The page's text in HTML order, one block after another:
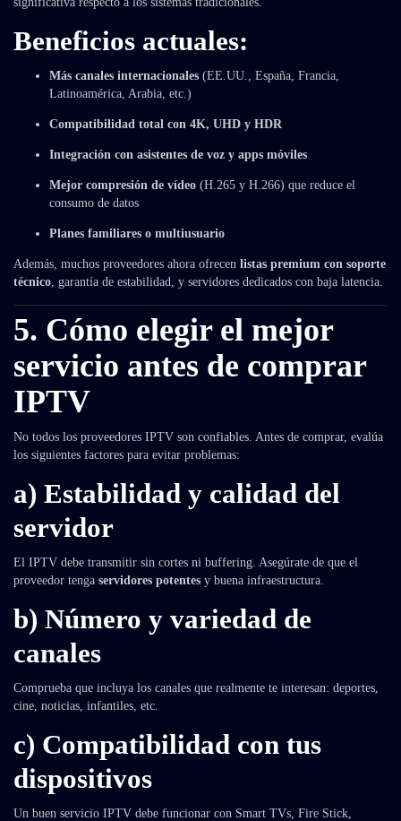
Beneficios actuales:
Más canales internacionales (EE.UU., España, Francia,
Latinoamérica, Arabia, etc.)
Compatibilidad total con 4K, UHD y HDR
Integración con asistentes de voz y apps móviles
Mejor compresión de vídeo (H.265 y H.266) que reduce el
consumo de datos
Planes familiares o multiusuario
Además, muchos proveedores ahora ofrecen listas premium con soporte
técnico, garantía de estabilidad, y servidores dedicados con baja latencia.
5. Cómo elegir el mejor
servicio antes de comprar
IPTV
No todos los proveedores IPTV son confiables. Antes de comprar, evalúa
los siguientes factores para evitar problemas:
a) Estabilidad y calidad del
servidor
El IPTV debe transmitir sin cortes ni buffering. Asegúrate de que el
proveedor tenga servidores potentes y buena infraestructura.
b) Número y variedad de
canales
Comprueba que incluya los canales que realmente te interesan: deportes,
cine, noticias, infantiles, etc.
c) Compatibilidad con tus
dispositivos
Un buen servicio IPTV debe funcionar con Smart TVs, Fire Stick,